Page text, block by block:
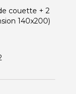
couette + 2
140x200)